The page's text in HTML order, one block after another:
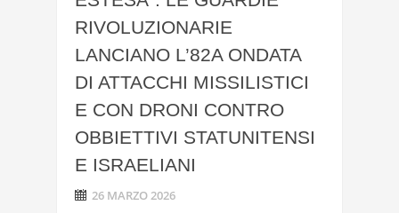
RIVOLUZIONARIE
LANCIANO L’82A ONDATA
DI ATTACCHI MISSILISTICI
E CON DRONI CONTRO
OBBIETTIVI STATUNITENSI
E ISRAELIANI
26 MARZO 2026